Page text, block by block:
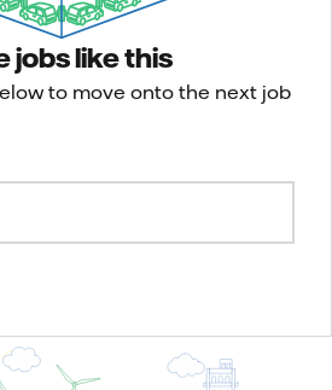
jobs like this
to move onto the next job